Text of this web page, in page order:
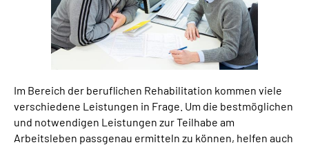
Online-Services
Inhalte in Gebärdensprache (DGS)
Leichte Sprache
Suche
Im Bereich der beruflichen Rehabilitation kommen viele
verschiedene Leistungen in Frage. Um die bestmöglichen
und notwendigen Leistungen zur Teilhabe am
Arbeitsleben passgenau ermitteln zu können, helfen auch